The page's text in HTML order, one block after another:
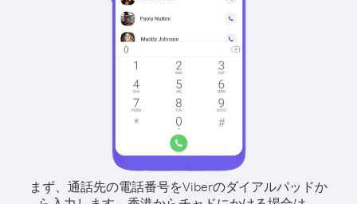
まず、通話先の電話番号をViberのダイアルパッドか